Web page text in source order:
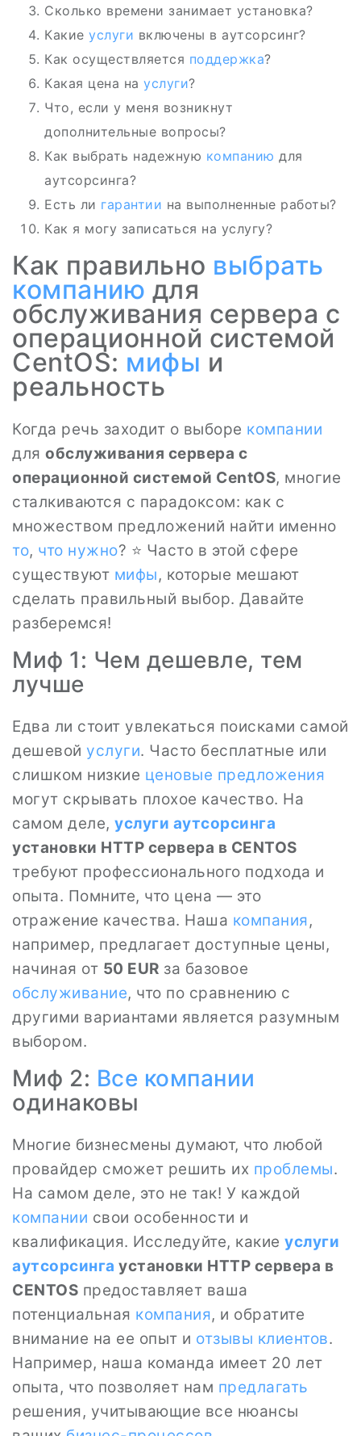
Сколько времени занимает установка?
Какие услуги включены в аутсорсинг?
Как осуществляется поддержка?
Какая цена на услуги?
Что, если у меня возникнут
дополнительные вопросы?
Как выбрать надежную компанию для
аутсорсинга?
Есть ли гарантии на выполненные работы?
Как я могу записаться на услугу?
Как правильно выбрать
компанию для
обслуживания сервера с
операционной системой
CentOS: мифы и
реальность
Когда речь заходит о выборе компании
для обслуживания сервера с
операционной системой CentOS, многие
сталкиваются с парадоксом: как с
множеством предложений найти именно
то, что нужно? ⭐ Часто в этой сфере
существуют мифы, которые мешают
сделать правильный выбор. Давайте
разберемся!
Миф 1: Чем дешевле, тем
лучше
Едва ли стоит увлекаться поисками самой
дешевой услуги. Часто бесплатные или
слишком низкие ценовые предложения
могут скрывать плохое качество. На
самом деле, услуги аутсорсинга
установки HTTP сервера в CENTOS
требуют профессионального подхода и
опыта. Помните, что цена — это
отражение качества. Наша компания,
например, предлагает доступные цены,
начиная от 50 EUR за базовое
обслуживание, что по сравнению с
другими вариантами является разумным
выбором.
Миф 2: Все компании
одинаковы
Многие бизнесмены думают, что любой
провайдер сможет решить их проблемы.
На самом деле, это не так! У каждой
компании свои особенности и
квалификация. Исследуйте, какие услуги
аутсорсинга установки HTTP сервера в
CENTOS предоставляет ваша
потенциальная компания, и обратите
внимание на ее опыт и отзывы клиентов.
Например, наша команда имеет 20 лет
опыта, что позволяет нам предлагать
решения, учитывающие все нюансы